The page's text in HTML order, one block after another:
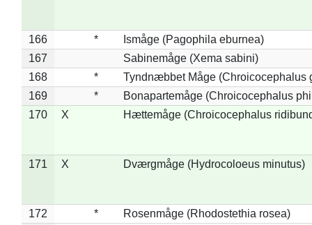
166 *
Ismåge (Pagophila eburnea)
167
Sabinemåge (Xema sabini)
168
*
Tyndnæbbet Måge (Chroicocephalus
169
*
Bonapartemåge (Chroicocephalus
170
X Hættemåge (Chroicocephalus
171 X Dværgmåge (Hydrocoloeus minutus)
172 *
Rosenmåge (Rhodostethia rosea)